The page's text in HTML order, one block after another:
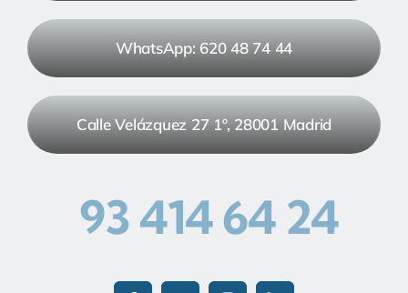
WhatsApp: 620 48 74 44
Calle Velázquez 27 1º, 28001 Madrid
93 414 64 24